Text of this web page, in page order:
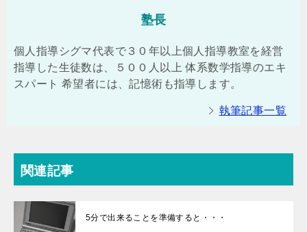
塾長
個人指導シグマ代表で３０年以上個人指導教室を経営
指導した生徒数は、５００人以上 体系数学指導のエキ
スパート 希望者には、記憶術も指導します。
執筆記事一覧
関連記事
5分で出来ることを準備すると・・・